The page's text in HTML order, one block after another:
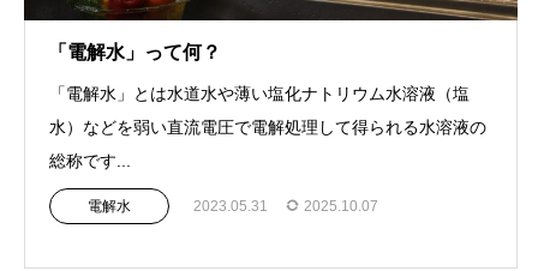
「電解水」って何？
「電解水」とは水道水や薄い塩化ナトリウム水溶液（塩
水）などを弱い直流電圧で電解処理して得られる水溶液の
総称です...
電解水 2023.05.31 2025.10.07